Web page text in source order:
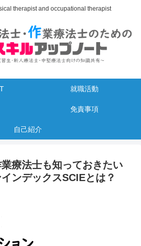
therapist and occupational therapist
就職活動
免責事項
自己紹介
療法士も知っておきたい
ンデックスSCIEとは？